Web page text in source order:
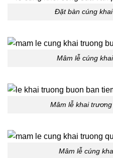
Đặt bàn cúng
Mâm lễ cúng
Mâm lễ khai
Mâm lễ cúng